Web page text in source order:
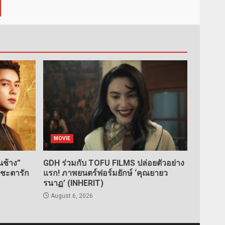
าง”
ะตารัก
MOVIE
GDH ร่วมกับ TOFU FILMS ปล่อยตัวอย่าง
แรก! ภาพยนตร์ฟอร์มยักษ์ ‘คุณยายว
รนาฏ’ (INHERIT)
August 6, 2026